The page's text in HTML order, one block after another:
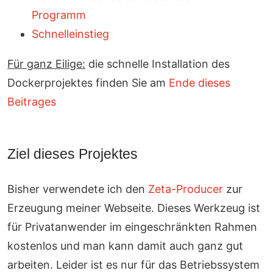
Programm
Schnelleinstieg
Für ganz Eilige: die schnelle Installation des
Dockerprojektes finden Sie am Ende dieses
Beitrages
Ziel dieses Projektes
Bisher verwendete ich den Zeta-Producer zur
Erzeugung meiner Webseite. Dieses Werkzeug ist
für Privatanwender im eingeschränkten Rahmen
kostenlos und man kann damit auch ganz gut
arbeiten. Leider ist es nur für das Betriebssystem